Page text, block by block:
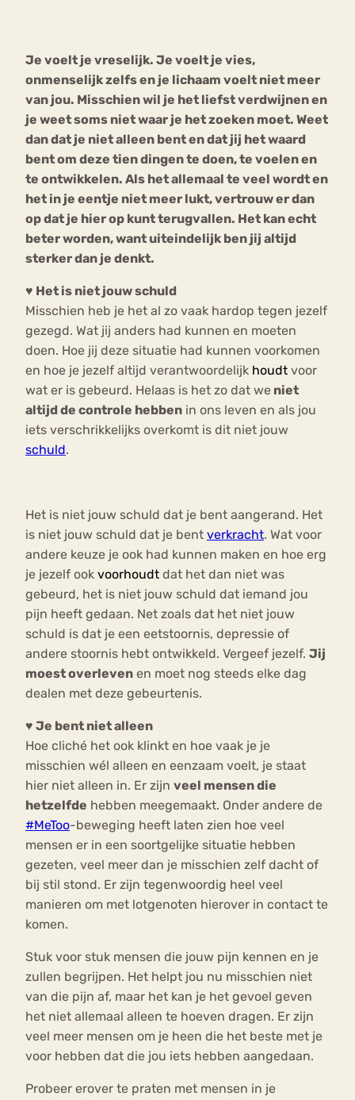
Je voelt je vreselijk. Je voelt je vies,
onmenselijk zelfs en je lichaam voelt niet meer
van jou. Misschien wil je het liefst verdwijnen en
je weet soms niet waar je het zoeken moet. Weet
dan dat je niet alleen bent en dat jij het waard
bent om deze tien dingen te doen, te voelen en
te ontwikkelen. Als het allemaal te veel wordt en
het in je eentje niet meer lukt, vertrouw er dan
op dat je hier op kunt terugvallen. Het kan echt
beter worden, want uiteindelijk ben jij altijd
sterker dan je denkt.
♥ Het is niet jouw schuld
Misschien heb je het al zo vaak hardop tegen jezelf
gezegd. Wat jij anders had kunnen en moeten
doen. Hoe jij deze situatie had kunnen voorkomen
en hoe je jezelf altijd verantwoordelijk houdt voor
wat er is gebeurd. Helaas is het zo dat we niet
altijd de controle hebben in ons leven en als jou
iets verschrikkelijks overkomt is dit niet jouw
schuld.
Het is niet jouw schuld dat je bent aangerand. Het
is niet jouw schuld dat je bent verkracht. Wat voor
andere keuze je ook had kunnen maken en hoe erg
je jezelf ook voorhoudt dat het dan niet was
gebeurd, het is niet jouw schuld dat iemand jou
pijn heeft gedaan. Net zoals dat het niet jouw
schuld is dat je een eetstoornis, depressie of
andere stoornis hebt ontwikkeld. Vergeef jezelf. Jij
moest overleven en moet nog steeds elke dag
dealen met deze gebeurtenis.
♥ Je bent niet alleen
Hoe cliché het ook klinkt en hoe vaak je je
misschien wél alleen en eenzaam voelt, je staat
hier niet alleen in. Er zijn veel mensen die
hetzelfde hebben meegemaakt. Onder andere de
#MeToo-beweging heeft laten zien hoe veel
mensen er in een soortgelijke situatie hebben
gezeten, veel meer dan je misschien zelf dacht of
bij stil stond. Er zijn tegenwoordig heel veel
manieren om met lotgenoten hierover in contact te
komen.
Stuk voor stuk mensen die jouw pijn kennen en je
zullen begrijpen. Het helpt jou nu misschien niet
van die pijn af, maar het kan je het gevoel geven
het niet allemaal alleen te hoeven dragen. Er zijn
veel meer mensen om je heen die het beste met je
voor hebben dat die jou iets hebben aangedaan.
Probeer erover te praten met mensen in je
Chat
Forum
mia
Nerv
osa
Eetstoornis Anorexia Nervosa
Eetbuien Piekeren Sport
Trauma
Orthorexia
Afvallen Angst